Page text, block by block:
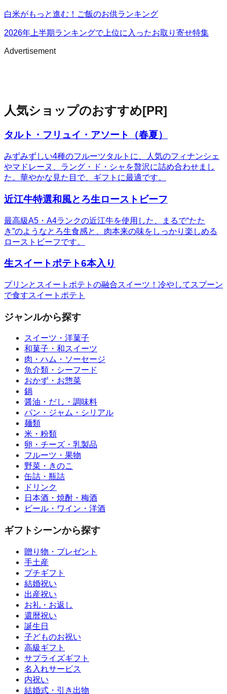
白米がもっと進む！ご飯のお供ランキング
2026年上半期ランキングで上位に入ったお取り寄せ特集
Advertisement
人気ショップのおすすめ[PR]
タルト・フリュイ・アソート（春夏）
みずみずしい4種のフルーツタルトに、人気のフィナンシェ
やマドレーヌ、ラング・ド・シャを贅沢に詰め合わせまし
た。華やかな見た目で、ギフトに最適です。
近江牛特選和風とろ生ローストビーフ
最高級A5・A4ランクの近江牛を使用した、まるで“たた
き”のようなとろ生食感と、肉本来の味をしっかり楽しめる
ローストビーフです。
生スイートポテト6本入り
プリンとスイートポテトの融合スイーツ！冷やしてスプーン
で食すスイートポテト
ジャンルから探す
スイーツ・洋菓子
和菓子・和スイーツ
肉・ハム・ソーセージ
魚介類・シーフード
おかず・お惣菜
鍋
醤油・だし・調味料
パン・ジャム・シリアル
麺類
米・粉類
卵・チーズ・乳製品
フルーツ・果物
野菜・きのこ
缶詰・瓶詰
ドリンク
日本酒・焼酎・梅酒
ビール・ワイン・洋酒
ギフトシーンから探す
贈り物・プレゼント
手土産
プチギフト
結婚祝い
出産祝い
お礼・お返し
還暦祝い
誕生日
子どものお祝い
高級ギフト
サプライズギフト
名入れサービス
内祝い
結婚式・引き出物